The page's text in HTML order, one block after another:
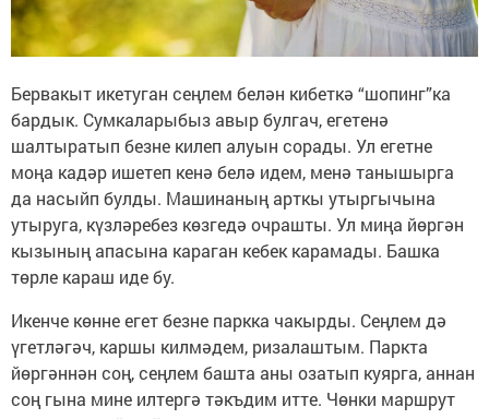
Бервакыт икетуган сеңлем белән кибеткә “шопинг”ка
бардык. Сумкаларыбыз авыр булгач, егетенә
шалтыратып безне килеп алуын сорады. Ул егетне
моңа кадәр ишетеп кенә белә идем, менә танышырга
да насыйп булды. Машинаның арткы утыргычына
утыруга, күзләребез көзгедә очрашты. Ул миңа йөргән
кызының апасына караган кебек карамады. Башка
төрле караш иде бу.
Икенче көнне егет безне паркка чакырды. Сеңлем дә
үгетләгәч, каршы килмәдем, ризалаштым. Паркта
йөргәннән соң, сеңлем башта аны озатып куярга, аннан
соң гына мине илтергә тәкъдим итте. Чөнки маршрут